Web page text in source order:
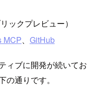
ックプレビュー）
MCP、 GitHub
ィブに開発が続いてお
通りです。